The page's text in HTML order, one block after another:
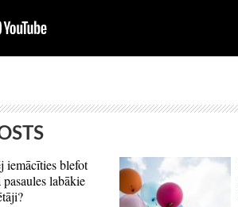
iemācīties blefot
labākie